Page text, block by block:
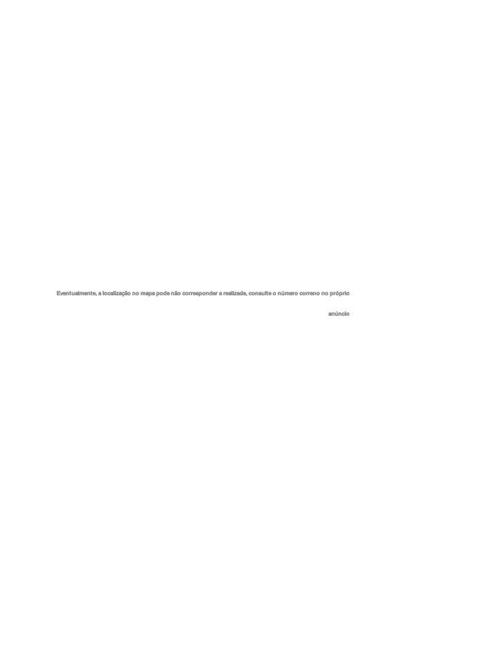
Eventualmente, a localização no mapa pode não corresponder a realizade, consulte o número correno no próprio
anúncio